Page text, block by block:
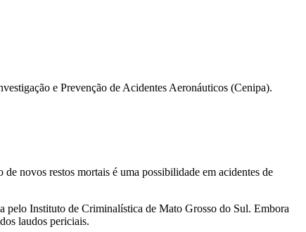
e Prevenção de Acidentes Aeronáuticos (Cenipa).
novos restos mortais é uma possibilidade em acidentes de
pelo Instituto de Criminalística de Mato Grosso do Sul. Embora
laudos periciais.